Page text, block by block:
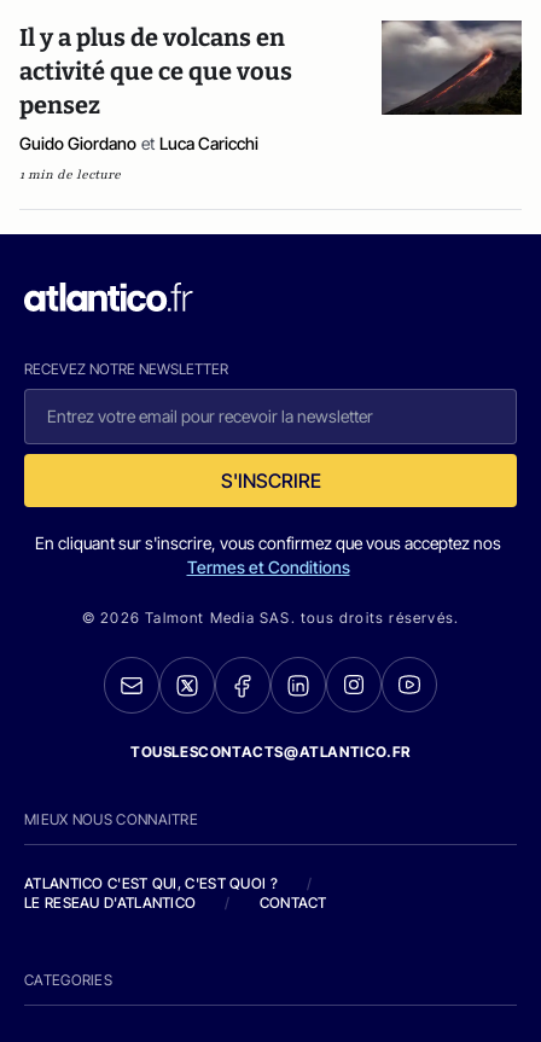
Il y a plus de volcans en
activité que ce que vous
pensez
Guido Giordano et Luca Caricchi
1 min de lecture
RECEVEZ NOTRE NEWSLETTER
S'INSCRIRE
En cliquant sur s'inscrire, vous confirmez que vous acceptez nos
Termes et Conditions
© 2026 Talmont Media SAS. tous droits réservés.
TOUSLESCONTACTS@ATLANTICO.FR
MIEUX NOUS CONNAITRE
ATLANTICO C'EST QUI, C'EST QUOI ?
/
LE RESEAU D'ATLANTICO
/ CONTACT
CATEGORIES